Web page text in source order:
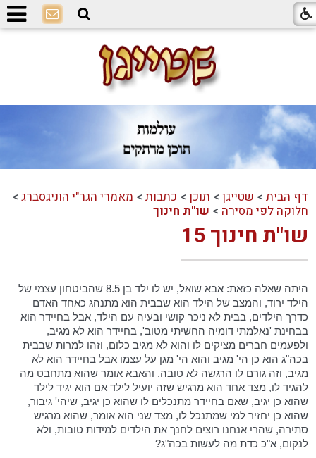
דף הבית > שטייגן > תוכן > כתבות > מאמרי הגר"י הוניגסברג >
חלוקה לפי מסירה > שו"ת חינוך
שו"ת חינוך 15
היתה שאלה כזאת: אבא שואל, יש לו ילד בן 8.5 שהביטחון עצמי של
הילד ירוד, והמצב של הילד הוא שבבית הוא מתנהג כאחד האדם
כדרך הילדים, בבית לא ניכר קושי ובעיה עם הילד, אבל בחיידר הוא
בבחינת 'נאלמתי דומיה החשיתי מטוב', בחיידר הוא לא מגיב,
ולפעמים חברים מציקים לו והוא לא מגיב כלום, וזהו למרות שבבית
בכה"ג הוא כן הי' מגיב והוא הי' מגן על עצמו אבל בחיידר הוא לא
מגיב, וזה גורם לו הרגשה לא טובה. והאבא אומר שהוא מתחבט מה
להגיד לו, מצד אחד הוא מרגיש שזה יועיל לילד אם הוא יגיד לילד
שהוא כן יגיב, שאם בחיידר מתנכלים לו שהוא כן יגיב, שיהי' גיבור,
שהוא כן יחזיר למי שמתנכל לו, מצד שני הוא אומר, שהוא מרגיש
סתירה, שהרי אנחנו רוצים לחנך את הילדים למידות טובות, ולא
לנקום, א"כ כדת מה לעשות בכה"ג?